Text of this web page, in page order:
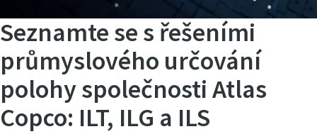
Seznamte se s řešeními
průmyslového určování
polohy společnosti Atlas
Copco: ILT, ILG a ILS